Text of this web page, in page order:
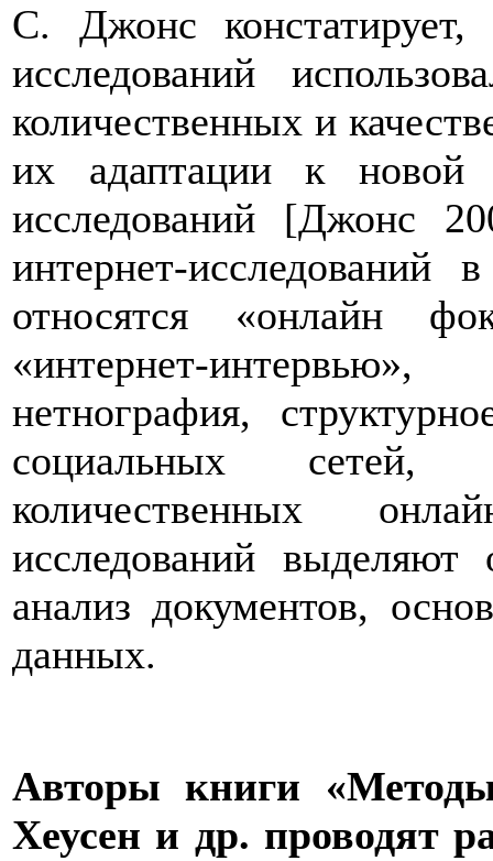
С. Джонс
исследований
количественных и
их адаптации к новой
исследований [Джонс
интернет-исследований
относятся «онлайн
«интернет-
нетнография,
социальных
количественных
исследований выделяют
анализ документов,
данных.
Авторы книги
Хеусен и др. проводят